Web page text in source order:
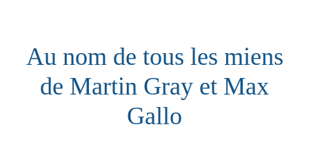
contenuAu nom de tous les miens
de Martin Gray et Max
Gallo